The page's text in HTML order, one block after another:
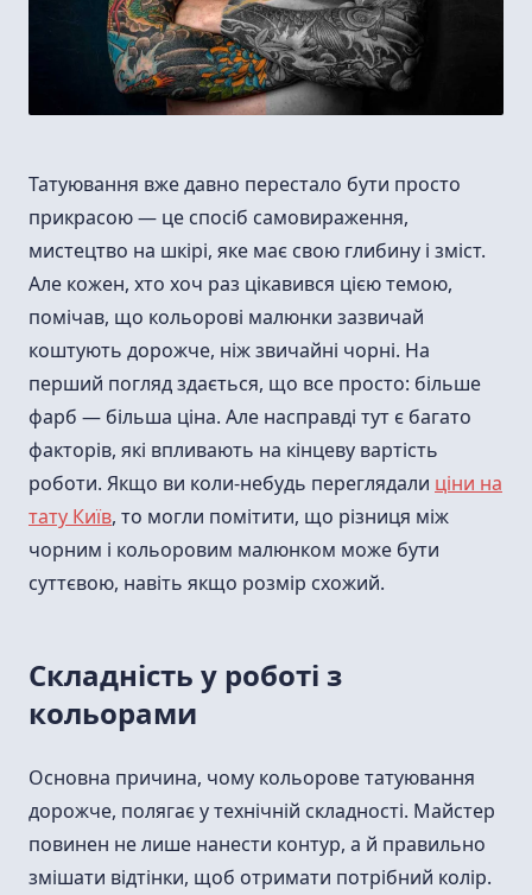
Татуювання вже давно перестало бути просто
прикрасою — це спосіб самовираження,
мистецтво на шкірі, яке має свою глибину і зміст.
Але кожен, хто хоч раз цікавився цією темою,
помічав, що кольорові малюнки зазвичай
коштують дорожче, ніж звичайні чорні. На
перший погляд здається, що все просто: більше
фарб — більша ціна. Але насправді тут є багато
факторів, які впливають на кінцеву вартість
роботи. Якщо ви коли-небудь переглядали ціни на
тату Київ, то могли помітити, що різниця між
чорним і кольоровим малюнком може бути
суттєвою, навіть якщо розмір схожий.
Складність у роботі з
кольорами
Основна причина, чому кольорове татуювання
дорожче, полягає у технічній складності. Майстер
повинен не лише нанести контур, а й правильно
змішати відтінки, щоб отримати потрібний колір.